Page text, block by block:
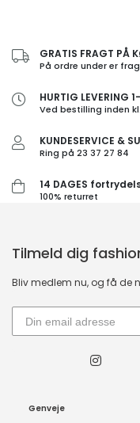
GRATIS FRAGT PÅ
På ordre under er
HURTIG LEVERING
Ved bestilling inden
KUNDESERVICE &
Ring på 23 37 27 84
14 DAGES
100% returret
Tilmeld dig
Bliv medlem nu, og få de
Genveje